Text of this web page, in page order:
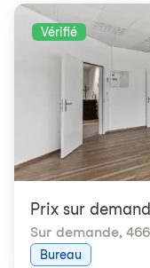
Vérifié
Prix ​​sur
Sur demande,
Bureau